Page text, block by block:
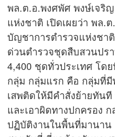
พล.ต.อ.พงศพัศ พงษ์เจริ
แห่งชาติ เปิดเผยว่า พล.
บัญชาการตำรวจแห่งชา
ด่วนตำรวจชุดสืบสวนปร
4,400 ชุดทั่วประเทศ โด
กลุ่ม กลุ่มแรก คือ กลุ่มที่
เสพติดให้มีคำสั่งย้ายทัน
และเอาผิดทางปกครอง
ปฏิบัติงานในพื้นที่มานาน